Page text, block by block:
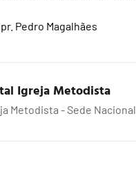
Pedro Magalhães
Igreja Metodista
Metodista - Sede Nacional.